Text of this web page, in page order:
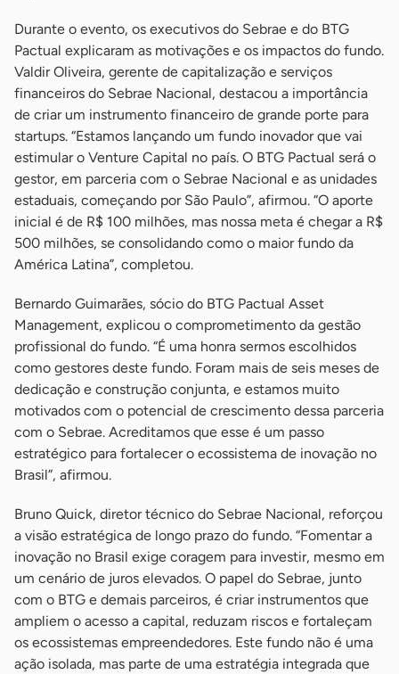
Durante o evento, os executivos do Sebrae e do BTG
Pactual explicaram as motivações e os impactos do fundo.
Valdir Oliveira, gerente de capitalização e serviços
financeiros do Sebrae Nacional, destacou a importância
de criar um instrumento financeiro de grande porte para
startups. “Estamos lançando um fundo inovador que vai
estimular o Venture Capital no país. O BTG Pactual será o
gestor, em parceria com o Sebrae Nacional e as unidades
estaduais, começando por São Paulo”, afirmou. “O aporte
inicial é de R$ 100 milhões, mas nossa meta é chegar a R$
500 milhões, se consolidando como o maior fundo da
América Latina”, completou.
Bernardo Guimarães, sócio do BTG Pactual Asset
Management, explicou o comprometimento da gestão
profissional do fundo. “É uma honra sermos escolhidos
como gestores deste fundo. Foram mais de seis meses de
dedicação e construção conjunta, e estamos muito
motivados com o potencial de crescimento dessa parceria
com o Sebrae. Acreditamos que esse é um passo
estratégico para fortalecer o ecossistema de inovação no
Brasil”, afirmou.
Bruno Quick, diretor técnico do Sebrae Nacional, reforçou
a visão estratégica de longo prazo do fundo. “Fomentar a
inovação no Brasil exige coragem para investir, mesmo em
um cenário de juros elevados. O papel do Sebrae, junto
com o BTG e demais parceiros, é criar instrumentos que
ampliem o acesso a capital, reduzam riscos e fortaleçam
os ecossistemas empreendedores. Este fundo não é uma
ação isolada, mas parte de uma estratégia integrada que